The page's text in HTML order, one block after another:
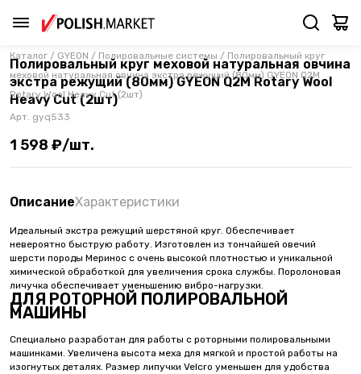
Каталог / GYEON / Полировальные системы / Полировальный круг
меховой натуральная овчина экстра режущий (80мм) GYEON Q2M
Rotary Wool Heavy Cut (2шт)
Полировальный круг меховой натуральная овчина
экстра режущий (80мм) GYEON Q2M Rotary Wool
Heavy Cut (2шт)
Арт. gyq533
1 598 ₽/шт.
ОписаниеХарактеристики
Идеальный экстра режущий шерстяной круг. Обеспечивает
невероятно быструю работу. Изготовлен из тончайшей овечий
шерсти породы Меринос с очень высокой плотностью и уникальной
химической обработкой для увеличения срока службы. Поролоновая
личучка обеспечивает уменьшению вибро-нагрузки.
ДЛЯ РОТОРНОЙ ПОЛИРОВАЛЬНОЙ
МАШИНЫ
Специально разработан для работы с роторными полировальными
машинками. Увеличена высота меха для мягкой и простой работы на
изогнутых деталях. Размер липучки Velcro уменьшен для удобства